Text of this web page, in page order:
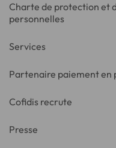
Charte de protection et
personnelles
Services
Partenaire paiement en
Cofidis recrute
Presse